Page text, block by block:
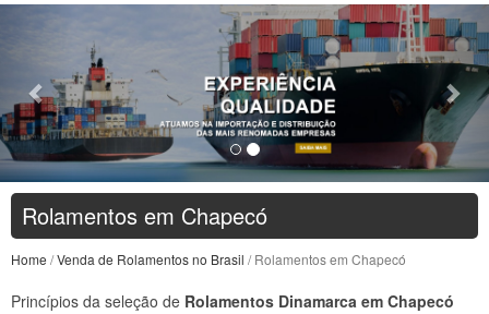
Previous
Rolamentos em Chapecó
Home /Venda de Rolamentos no Brasil / Rolamentos em Chapecó
Princípios da seleção de Rolamentos Dinamarca em Chapecó